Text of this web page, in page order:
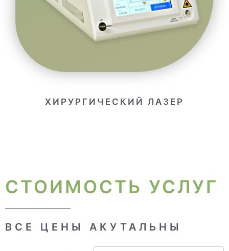
ХИРУРГИЧЕСКИЙ ЛАЗЕР
СТОИМОСТЬ УСЛУГ
ВСЕ ЦЕНЫ АКУТАЛЬНЫ